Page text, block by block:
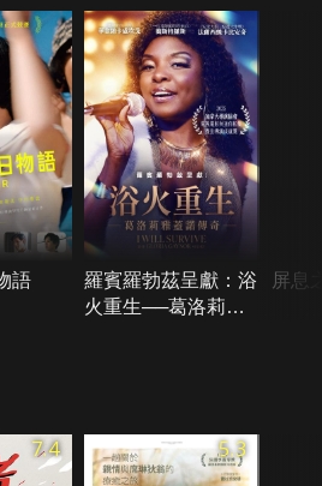
語
羅賓羅勃茲呈獻：浴
火重生──葛洛莉雅
屏息
7.4 5.3